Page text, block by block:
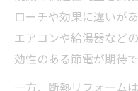
ローチや効果に違いが
エアコンや給湯器など
効性のある節電が期待で
一方、断熱リフォーム